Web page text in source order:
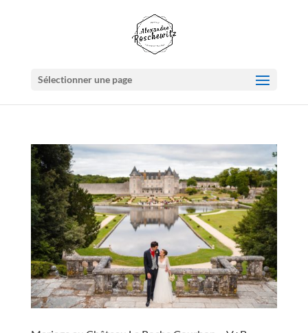
Sélectionner une page